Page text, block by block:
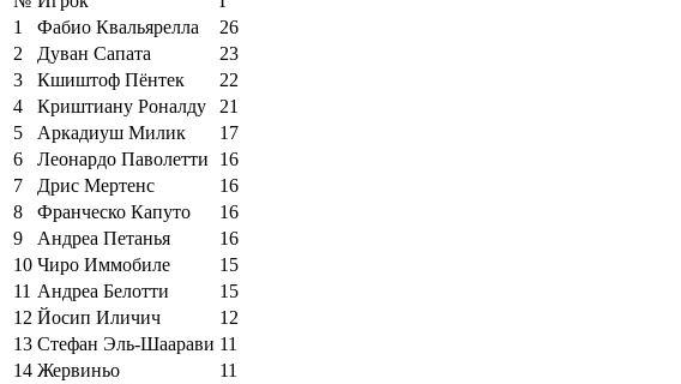
1
Фабио Квальярелла
26
2
Дуван Сапата
23
3
Кшиштоф Пёнтек
22
4
Криштиану Роналду
21
5
Аркадиуш Милик
17
6
Леонардо Паволетти
16
7
Дрис Мертенс
16
8
Франческо Капуто
16
9
Андреа Петанья
16
10 Чиро Иммобиле
15
11 Андреа Белотти
15
12 Йосип Иличич
12
13 Стефан Эль-Шаарави 11
14 Жервиньо
11